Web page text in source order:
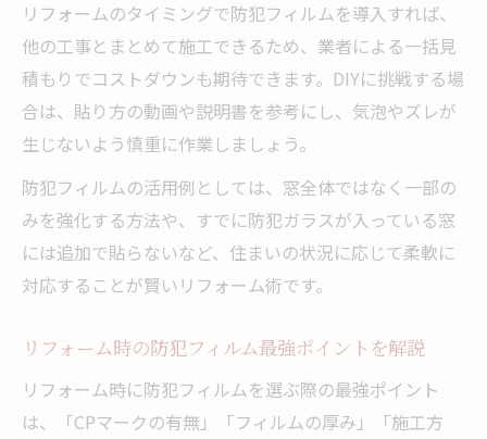
リフォームのタイミングで防犯フィルムを導入すれば、
他の工事とまとめて施工できるため、業者による一括見
積もりでコストダウンも期待できます。DIYに挑戦する場
合は、貼り方の動画や説明書を参考にし、気泡やズレが
生じないよう慎重に作業しましょう。
防犯フィルムの活用例としては、窓全体ではなく一部の
みを強化する方法や、すでに防犯ガラスが入っている窓
には追加で貼らないなど、住まいの状況に応じて柔軟に
対応することが賢いリフォーム術です。
リフォーム時の防犯フィルム最強ポイントを解説
リフォーム時に防犯フィルムを選ぶ際の最強ポイント
は、「CPマークの有無」「フィルムの厚み」「施工方